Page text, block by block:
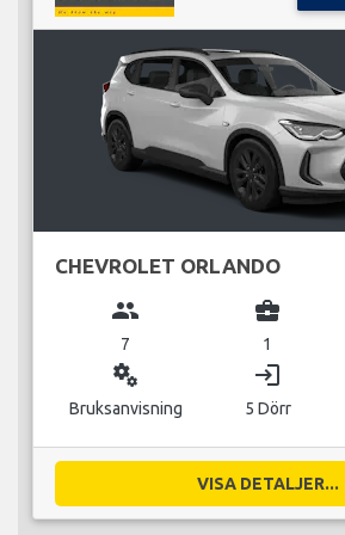
CHEVROLET ORLANDO
group
7
business_center
1
miscellaneous_services
Bruksanvisning
login
5 Dörr
VISA DETALJER...